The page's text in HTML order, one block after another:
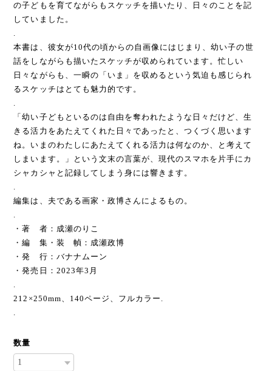
の子どもを育てながらもスケッチを描いたり、日々のことを記
していました。
.
本書は、彼女が10代の頃からの自画像にはじまり、幼い子の世
話をしながらも描いたスケッチが収められています。忙しい
日々ながらも、一瞬の「いま」を収めるという気迫も感じられ
るスケッチはとても魅力的です。
.
「幼い子どもといるのは自由を奪われたような日々だけど、生
きる活力をあたえてくれた日々であったと、つくづく思います
ね。いまのわたしにあたえてくれる活力は何なのか、と考えて
しまいます。」という文末の言葉が、現代のスマホを片手にカ
シャカシャと記録してしまう身には響きます。
.
編集は、夫である画家・政博さんによるもの。
.
・著 者：成瀬のりこ
・編 集・装 幀：成瀬政博
・発 行：バナナムーン
・発売日：2023年3月
.
212×250mm、140ページ、フルカラー.
.
数量